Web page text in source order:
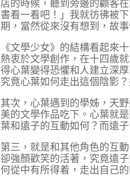
店的時候，聽到旁邊的顧客
書看一看吧！」我就彷彿被
期，當然從來沒有想到，故
《文學少女》的結構看起來
熱衷於文學創作，在十四歲
得心葉變得恐懼和人建立深
究竟心葉如何走出這個陰影
其次，心葉遇到的學姊，天
美的文學作品吃下。心葉就
葉和遠子的互動如何？而遠
第三，就是和其他角色的互
卻強顏歡笑的活著，究竟遠
何從中有所得着，走出自己